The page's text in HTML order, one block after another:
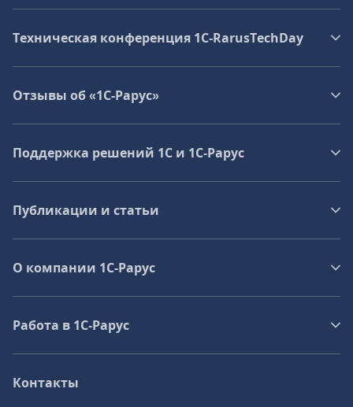
Техническая конференция 1C‑RarusTechDay
Отзывы об «1С-Рарус»
Поддержка решений 1С и 1С‑Рарус
Публикации и статьи
О компании 1C-Рарус
Работа в 1С‑Рарус
Контакты